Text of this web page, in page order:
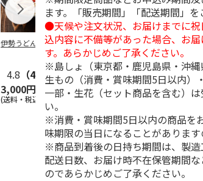
伊勢うどん ８食
4.8 （4）
3,000円
(送料・税込)
水沢うどん ６食
2,600円
(送料・税込)
純生讃岐カ
ん Ａ（２食
4.5（2）
1,580円
(送料・税込)
ます。「販売期間」「配送期間」を
●天候や注文状況、お届けまでに
込内容に不備等があった場合、お
す。あらかじめご了承ください。
※島しょ（東京都・鹿児島県・沖縄
生もの（消費・賞味期間5日以内）
一部・生花（セット商品を含む）
い。
※消費・賞味期間5日以内の商品を
味期限の当日になることがあります
※商品到着後の日持ち期間は、製
配送日数、お届け時不在保管期間
のであらかじめご了承ください。